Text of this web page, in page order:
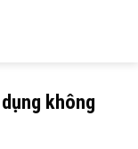
không